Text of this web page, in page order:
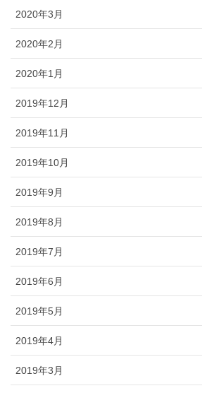
2020年3月
2020年2月
2020年1月
2019年12月
2019年11月
2019年10月
2019年9月
2019年8月
2019年7月
2019年6月
2019年5月
2019年4月
2019年3月